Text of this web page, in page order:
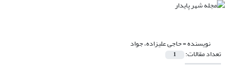
نویسنده =حاجی علیزاده، جواد
تعداد مقالات: 1